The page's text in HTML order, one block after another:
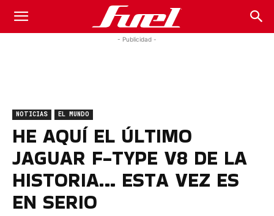
Fuel
Magazine
- Publicidad -
NOTICIAS EL MUNDO
HE AQUÍ EL ÚLTIMO
JAGUAR F-TYPE V8 DE LA
HISTORIA… ESTA VEZ ES
EN SERIO